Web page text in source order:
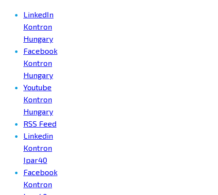
LinkedIn
Kontron
Hungary
Facebook
Kontron
Hungary
Youtube
Kontron
Hungary
RSS Feed
Linkedin
Kontron
Ipar40
Facebook
Kontron